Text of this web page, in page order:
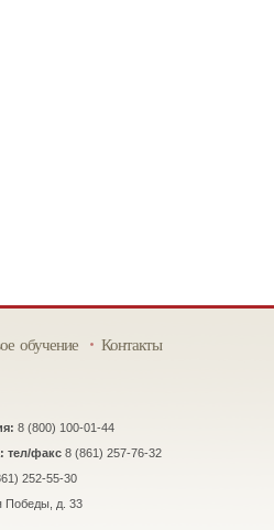
обучение Контакты
8 (800) 100-01-44
тел/факс 8 (861) 257-76-32
252-55-30
Победы, д. 33